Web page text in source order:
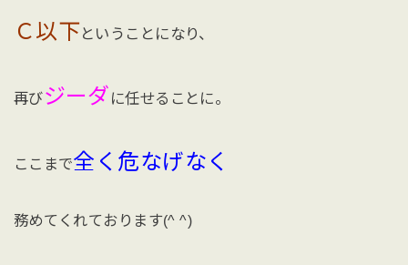
Ｃ以下ということになり、
再びジーダ に任せることに。
ここまで全く危なげなく
務めてくれております(^ ^)